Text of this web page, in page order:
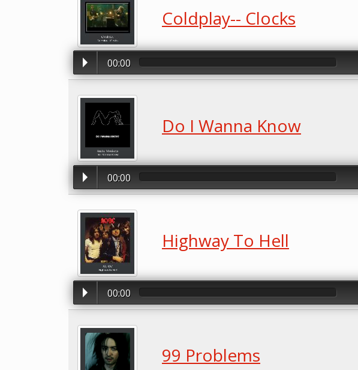
Coldplay-- Clocks
00:00
Do I Wanna Know
00:00
Highway To Hell
00:00
99 Problems